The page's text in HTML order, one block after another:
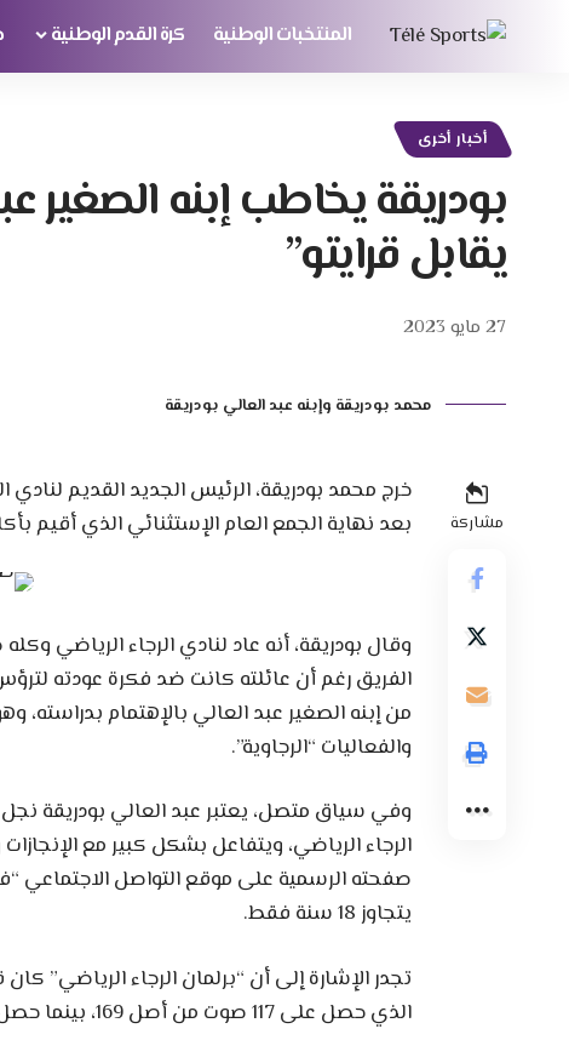
المنتخبات الوطنية كرة القدم الوطنية
أخبار أخرى
بودريقة يخاطب إبنه الصغير
يقابل قرايتو”
27 مايو 2023
محمد بودريقة وإبنه عبد العالي بودريقة
مشاركة
خرج محمد بودريقة، الرئيس الجديد القديم
بعد نهاية الجمع العام الإستثنائي الذي أقيم
وقال بودريقة، أنه عاد لنادي الرجاء الرياضي
الفريق رغم أن عائلته كانت ضد فكرة عودته
من إبنه الصغير عبد العالي بالإهتمام بدراسته،
والفعاليات “الرجاوية”.
وفي سياق متصل، يعتبر عبد العالي بودريقة
الرجاء الرياضي، ويتفاعل بشكل كبير مع
يتجاوز 18 سنة فقط.
تجدر الإشارة إلى أن “برلمان الرجاء الرياضي”
الذي حصل على 117 صوت من أصل 169، بينما حصل منافسه سعيد حسبان على 45 صوت فقط.